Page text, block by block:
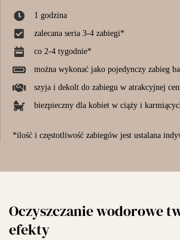
1 godzina
zalecana seria 3-4 zabiegi*
co 2-4 tygodnie*
można wykonać jako pojedynczy zabieg
szyja i dekolt do zabiegu w atrakcyjnej
biezpieczny dla kobiet w ciąży i
*ilość i częstotliwość zabiegów jest ustalana
Oczyszczanie wodorowe
efekty